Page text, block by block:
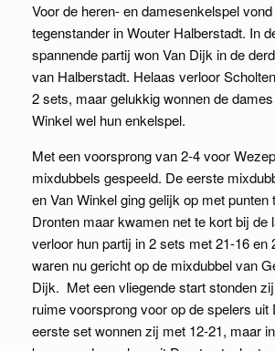
Voor de heren- en damesenkelspel
tegenstander in Wouter Halberstadt. In
spannende partij won Van Dijk in de
van Halberstadt. Helaas verloor
2 sets, maar gelukkig wonnen de
Winkel wel hun enkelspel.
Met een voorsprong van 2-4 voor
mixdubbels gespeeld. De eerste
en Van Winkel ging gelijk op met punten
Dronten maar kwamen net te kort bij de
verloor hun partij in 2 sets met 21-16 en
waren nu gericht op de mixdubbel van
Dijk. Met een vliegende start stonden
ruime voorsprong voor op de spelers uit
eerste set wonnen zij met 12-21, maar